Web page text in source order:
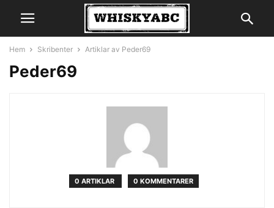
Hem Skribenter Artiklar av Peder69
Peder69
0 ARTIKLAR 0 KOMMENTARER